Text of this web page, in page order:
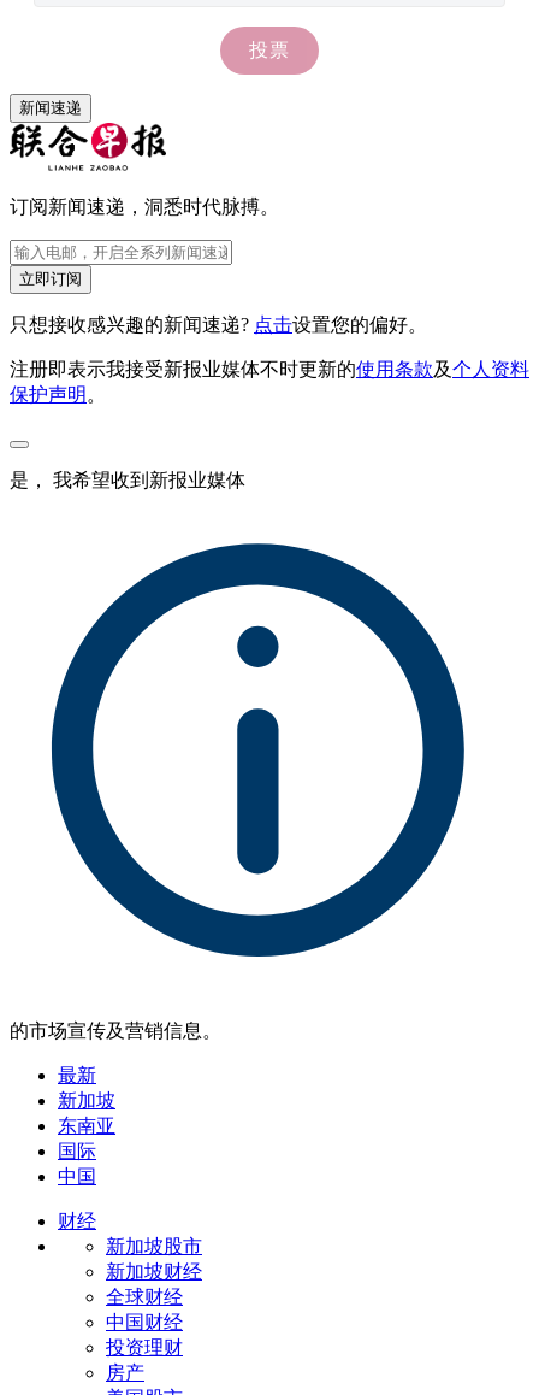
新闻速递
订阅新闻速递，洞悉时代脉搏。
立即订阅
只想接收感兴趣的新闻速递? 点击设置您的偏好。
注册即表示我接受新报业媒体不时更新的使用条款及个人资料
保护声明 。
是， 我希望收到新报业媒体
的市场宣传及营销信息。
最新
新加坡
东南亚
国际
中国
财经
新加坡股市
新加坡财经
全球财经
中国财经
投资理财
房产